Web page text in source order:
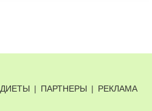
ДИЕТЫ | ПАРТНЕРЫ | РЕКЛАМА